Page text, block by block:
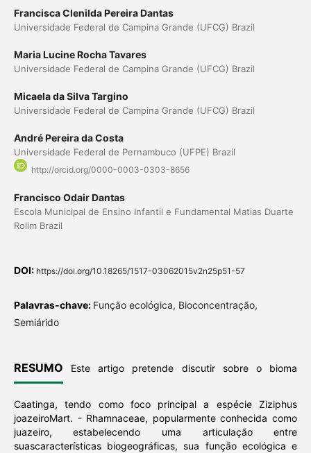
Francisca Clenilda Pereira Dantas
Universidade Federal de Campina Grande (UFCG) Brazil
Maria Lucine Rocha Tavares
Universidade Federal de Campina Grande (UFCG) Brazil
Micaela da Silva Targino
Universidade Federal de Campina Grande (UFCG) Brazil
André Pereira da Costa
Universidade Federal de Pernambuco (UFPE) Brazil
http://orcid.org/0000-0003-0303-8656
Francisco Odair Dantas
Escola Municipal de Ensino Infantil e Fundamental Matias Duarte
Rolim Brazil
DOI: https://doi.org/10.18265/1517-03062015v2n25p51-57
Palavras-chave: Função ecológica, Bioconcentração,
Semiárido
RESUMO Este artigo pretende discutir sobre o bioma
Caatinga, tendo como foco principal a espécie Ziziphus
joazeiroMart. - Rhamnaceae, popularmente conhecida como
juazeiro, estabelecendo uma articulação entre
suascaracterísticas biogeográficas, sua função ecológica e